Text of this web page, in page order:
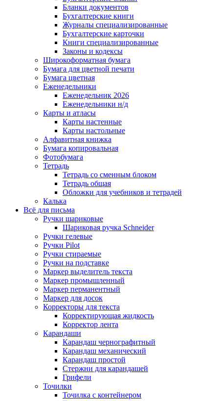
Бланки документов
Бухгалтерские книги
Журналы специализированные
Бухгалтерские карточки
Книги специализированные
Законы и кодексы
Широкоформатная бумага
Бумага для цветной печати
Бумага цветная
Еженедельники
Еженедельник 2026
Еженедельники н/д
Карты и атласы
Карты настенные
Карты настольные
Алфавитная книжка
Бумага копировальная
Фотобумага
Тетрадь
Тетрадь со сменным блоком
Тетрадь общая
Обложки для учебников и тетрадей
Калька
Всё для письма
Ручки шариковые
Шариковая ручка Schneider
Ручки гелевые
Ручки Pilot
Ручки стираемые
Ручки на подставке
Маркер выделитель текста
Маркер промышленный
Маркер перманентный
Маркер для досок
Корректоры для текста
Корректирующая жидкость
Корректор лента
Карандаши
Карандаш чернографитный
Карандаш механический
Карандаш простой
Стержни для карандашей
Грифели
Точилки
Точилка с контейнером